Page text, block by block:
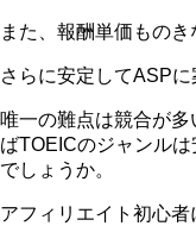
また、報酬単価もの
さらに安定してASPに
唯一の難点は競合が
ばTOEICのジャンル
でしょうか。
アフィリエイト初心